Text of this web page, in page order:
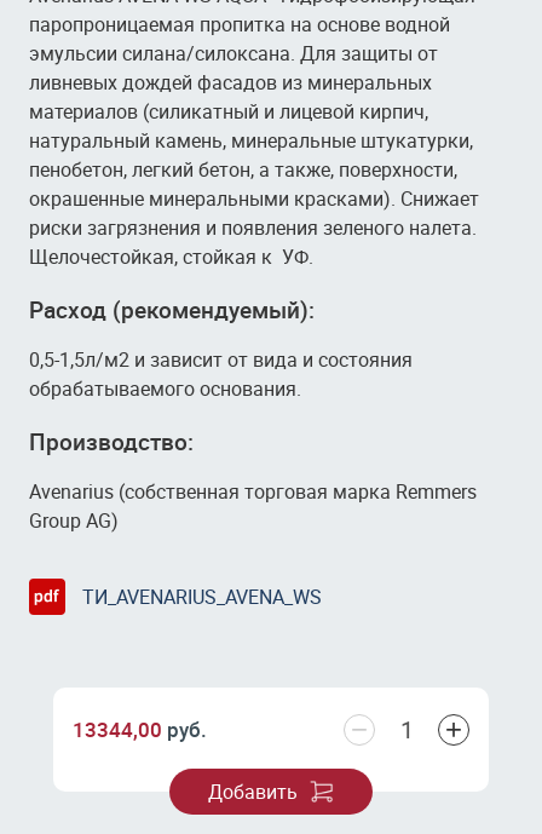
паропроницаемая пропитка на основе водной
эмульсии силана/силоксана. Для защиты от
ливневых дождей фасадов из минеральных
материалов (силикатный и лицевой кирпич,
натуральный камень, минеральные штукатурки,
пенобетон, легкий бетон, а также, поверхности,
окрашенные минеральными красками). Снижает
риски загрязнения и появления зеленого налета.
Щелочестойкая, стойкая к УФ.
Расход (рекомендуемый):
0,5-1,5л/м2 и зависит от вида и состояния
обрабатываемого основания.
Производство:
Avenarius (собственная торговая марка Remmers
Group AG)
ТИ_AVENARIUS_AVENA_WS
13344,00 руб. − +
Добавить